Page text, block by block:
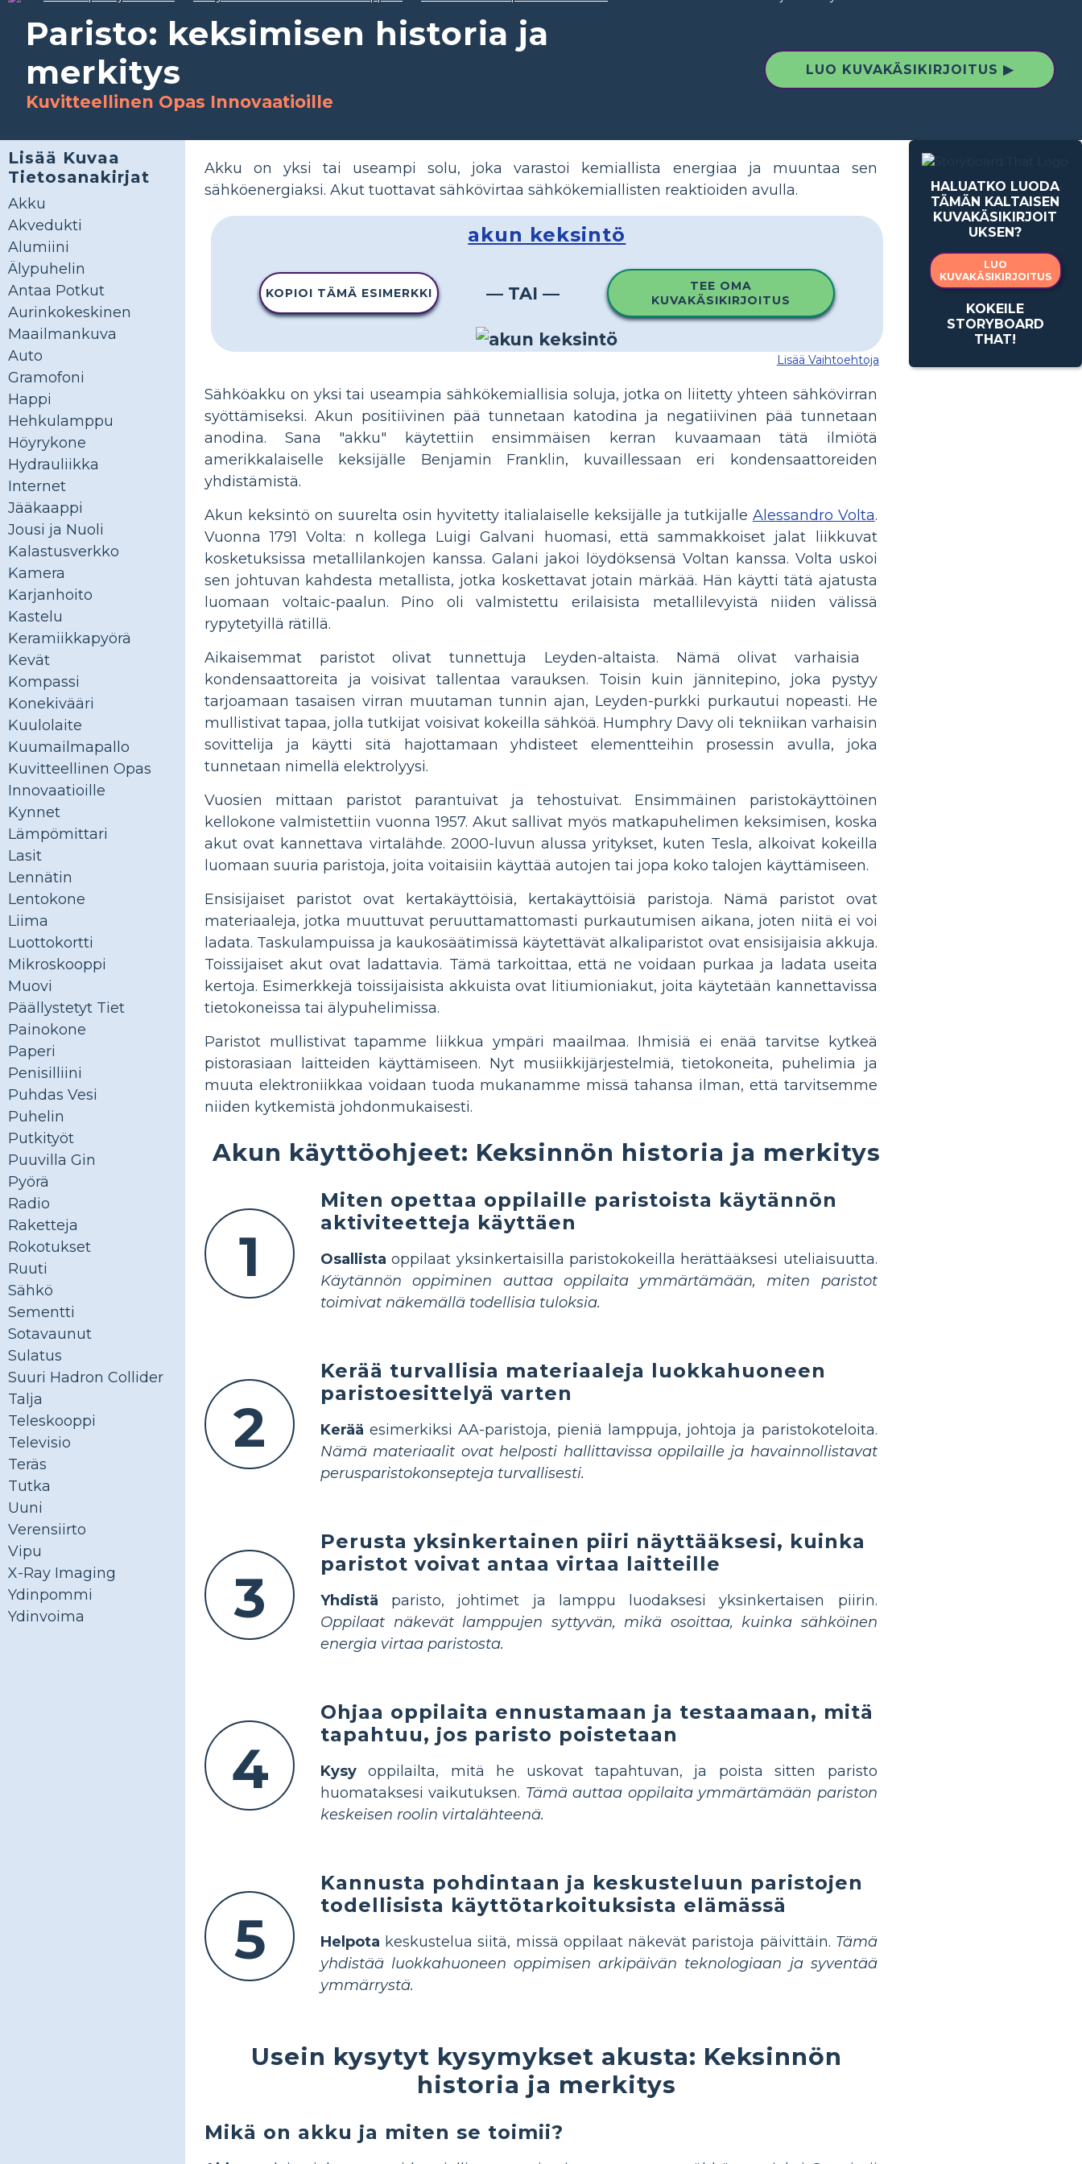
Paristo: keksimisen historia ja
merkitys
Kuvitteellinen Opas Innovaatioille
LUO KUVAKÄSIKIRJOITUS ▶
Lisää Kuvaa
Tietosanakirjat
Akku
Akvedukti
Alumiini
Älypuhelin
Antaa Potkut
Aurinkokeskinen
Maailmankuva
Auto
Gramofoni
Happi
Hehkulamppu
Höyrykone
Hydrauliikka
Internet
Jääkaappi
Jousi ja Nuoli
Kalastusverkko
Kamera
Karjanhoito
Kastelu
Keramiikkapyörä
Kevät
Kompassi
Konekivääri
Kuulolaite
Kuumailmapallo
Kuvitteellinen Opas
Innovaatioille
Kynnet
Lämpömittari
Lasit
Lennätin
Lentokone
Liima
Luottokortti
Mikroskooppi
Muovi
Päällystetyt Tiet
Painokone
Paperi
Penisilliini
Puhdas Vesi
Puhelin
Putkityöt
Puuvilla Gin
Pyörä
Radio
Raketteja
Rokotukset
Ruuti
Sähkö
Sementti
Sotavaunut
Sulatus
Suuri Hadron Collider
Talja
Teleskooppi
Televisio
Teräs
Tutka
Uuni
Verensiirto
Vipu
X-Ray Imaging
Ydinpommi
Ydinvoima
HALUATKO LUODA
TÄMÄN KALTAISEN
KUVAKÄSIKIRJOIT
UKSEN?
LUO
KUVAKÄSIKIRJOITUS
KOKEILE
STORYBOARD
THAT!
Akku on yksi tai useampi solu, joka varastoi kemiallista energiaa ja muuntaa sen
sähköenergiaksi. Akut tuottavat sähkövirtaa sähkökemiallisten reaktioiden avulla.
akun keksintö
KOPIOI TÄMÄ ESIMERKKI — TAI —
TEE OMA
KUVAKÄSIKIRJOITUS
Lisää Vaihtoehtoja
Sähköakku on yksi tai useampia sähkökemiallisia soluja, jotka on liitetty yhteen sähkövirran
syöttämiseksi. Akun positiivinen pää tunnetaan katodina ja negatiivinen pää tunnetaan
anodina. Sana "akku" käytettiin ensimmäisen kerran kuvaamaan tätä ilmiötä
amerikkalaiselle keksijälle Benjamin Franklin, kuvaillessaan eri kondensaattoreiden
yhdistämistä.
Akun keksintö on suurelta osin hyvitetty italialaiselle keksijälle ja tutkijalle Alessandro Volta.
Vuonna 1791 Volta: n kollega Luigi Galvani huomasi, että sammakkoiset jalat liikkuvat
kosketuksissa metallilankojen kanssa. Galani jakoi löydöksensä Voltan kanssa. Volta uskoi
sen johtuvan kahdesta metallista, jotka koskettavat jotain märkää. Hän käytti tätä ajatusta
luomaan voltaic-paalun. Pino oli valmistettu erilaisista metallilevyistä niiden välissä
rypytetyillä rätillä.
Aikaisemmat paristot olivat tunnettuja Leyden-altaista. Nämä olivat varhaisia ​​
kondensaattoreita ja voisivat tallentaa varauksen. Toisin kuin jännitepino, joka pystyy
tarjoamaan tasaisen virran muutaman tunnin ajan, Leyden-purkki purkautui nopeasti. He
mullistivat tapaa, jolla tutkijat voisivat kokeilla sähköä. Humphry Davy oli tekniikan varhaisin
sovittelija ja käytti sitä hajottamaan yhdisteet elementteihin prosessin avulla, joka
tunnetaan nimellä elektrolyysi.
Vuosien mittaan paristot parantuivat ja tehostuivat. Ensimmäinen paristokäyttöinen
kellokone valmistettiin vuonna 1957. Akut sallivat myös matkapuhelimen keksimisen, koska
akut ovat kannettava virtalähde. 2000-luvun alussa yritykset, kuten Tesla, alkoivat kokeilla
luomaan suuria paristoja, joita voitaisiin käyttää autojen tai jopa koko talojen käyttämiseen.
Ensisijaiset paristot ovat kertakäyttöisiä, kertakäyttöisiä paristoja. Nämä paristot ovat
materiaaleja, jotka muuttuvat peruuttamattomasti purkautumisen aikana, joten niitä ei voi
ladata. Taskulampuissa ja kaukosäätimissä käytettävät alkaliparistot ovat ensisijaisia ​​akkuja.
Toissijaiset akut ovat ladattavia. Tämä tarkoittaa, että ne voidaan purkaa ja ladata useita
kertoja. Esimerkkejä toissijaisista akkuista ovat litiumioniakut, joita käytetään kannettavissa
tietokoneissa tai älypuhelimissa.
Paristot mullistivat tapamme liikkua ympäri maailmaa. Ihmisiä ei enää tarvitse kytkeä
pistorasiaan laitteiden käyttämiseen. Nyt musiikkijärjestelmiä, tietokoneita, puhelimia ja
muuta elektroniikkaa voidaan tuoda mukanamme missä tahansa ilman, että tarvitsemme
niiden kytkemistä johdonmukaisesti.
Akun käyttöohjeet: Keksinnön historia ja merkitys
1
Miten opettaa oppilaille paristoista käytännön
aktiviteetteja käyttäen
Osallista oppilaat yksinkertaisilla paristokokeilla herättääksesi uteliaisuutta.
Käytännön oppiminen auttaa oppilaita ymmärtämään, miten paristot
toimivat näkemällä todellisia tuloksia.
2
Kerää turvallisia materiaaleja luokkahuoneen
paristoesittelyä varten
Kerää esimerkiksi AA-paristoja, pieniä lamppuja, johtoja ja paristokoteloita.
Nämä materiaalit ovat helposti hallittavissa oppilaille ja havainnollistavat
perusparistokonsepteja turvallisesti.
3
Perusta yksinkertainen piiri näyttääksesi, kuinka
paristot voivat antaa virtaa laitteille
Yhdistä paristo, johtimet ja lamppu luodaksesi yksinkertaisen piirin.
Oppilaat näkevät lamppujen syttyvän, mikä osoittaa, kuinka sähköinen
energia virtaa paristosta.
4
Ohjaa oppilaita ennustamaan ja testaamaan, mitä
tapahtuu, jos paristo poistetaan
Kysy oppilailta, mitä he uskovat tapahtuvan, ja poista sitten paristo
huomataksesi vaikutuksen. Tämä auttaa oppilaita ymmärtämään pariston
keskeisen roolin virtalähteenä.
5
Kannusta pohdintaan ja keskusteluun paristojen
todellisista käyttötarkoituksista elämässä
Helpota keskustelua siitä, missä oppilaat näkevät paristoja päivittäin. Tämä
yhdistää luokkahuoneen oppimisen arkipäivän teknologiaan ja syventää
ymmärrystä.
Usein kysytyt kysymykset akusta: Keksinnön
historia ja merkitys
Mikä on akku ja miten se toimii?